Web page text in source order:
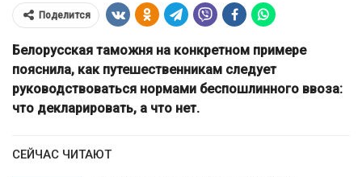
Поделится
Белорусская таможня на конкретном примере
пояснила, как путешественникам следует
руководствоваться нормами беспошлинного ввоза:
что декларировать, а что нет.
СЕЙЧАС ЧИТАЮТ